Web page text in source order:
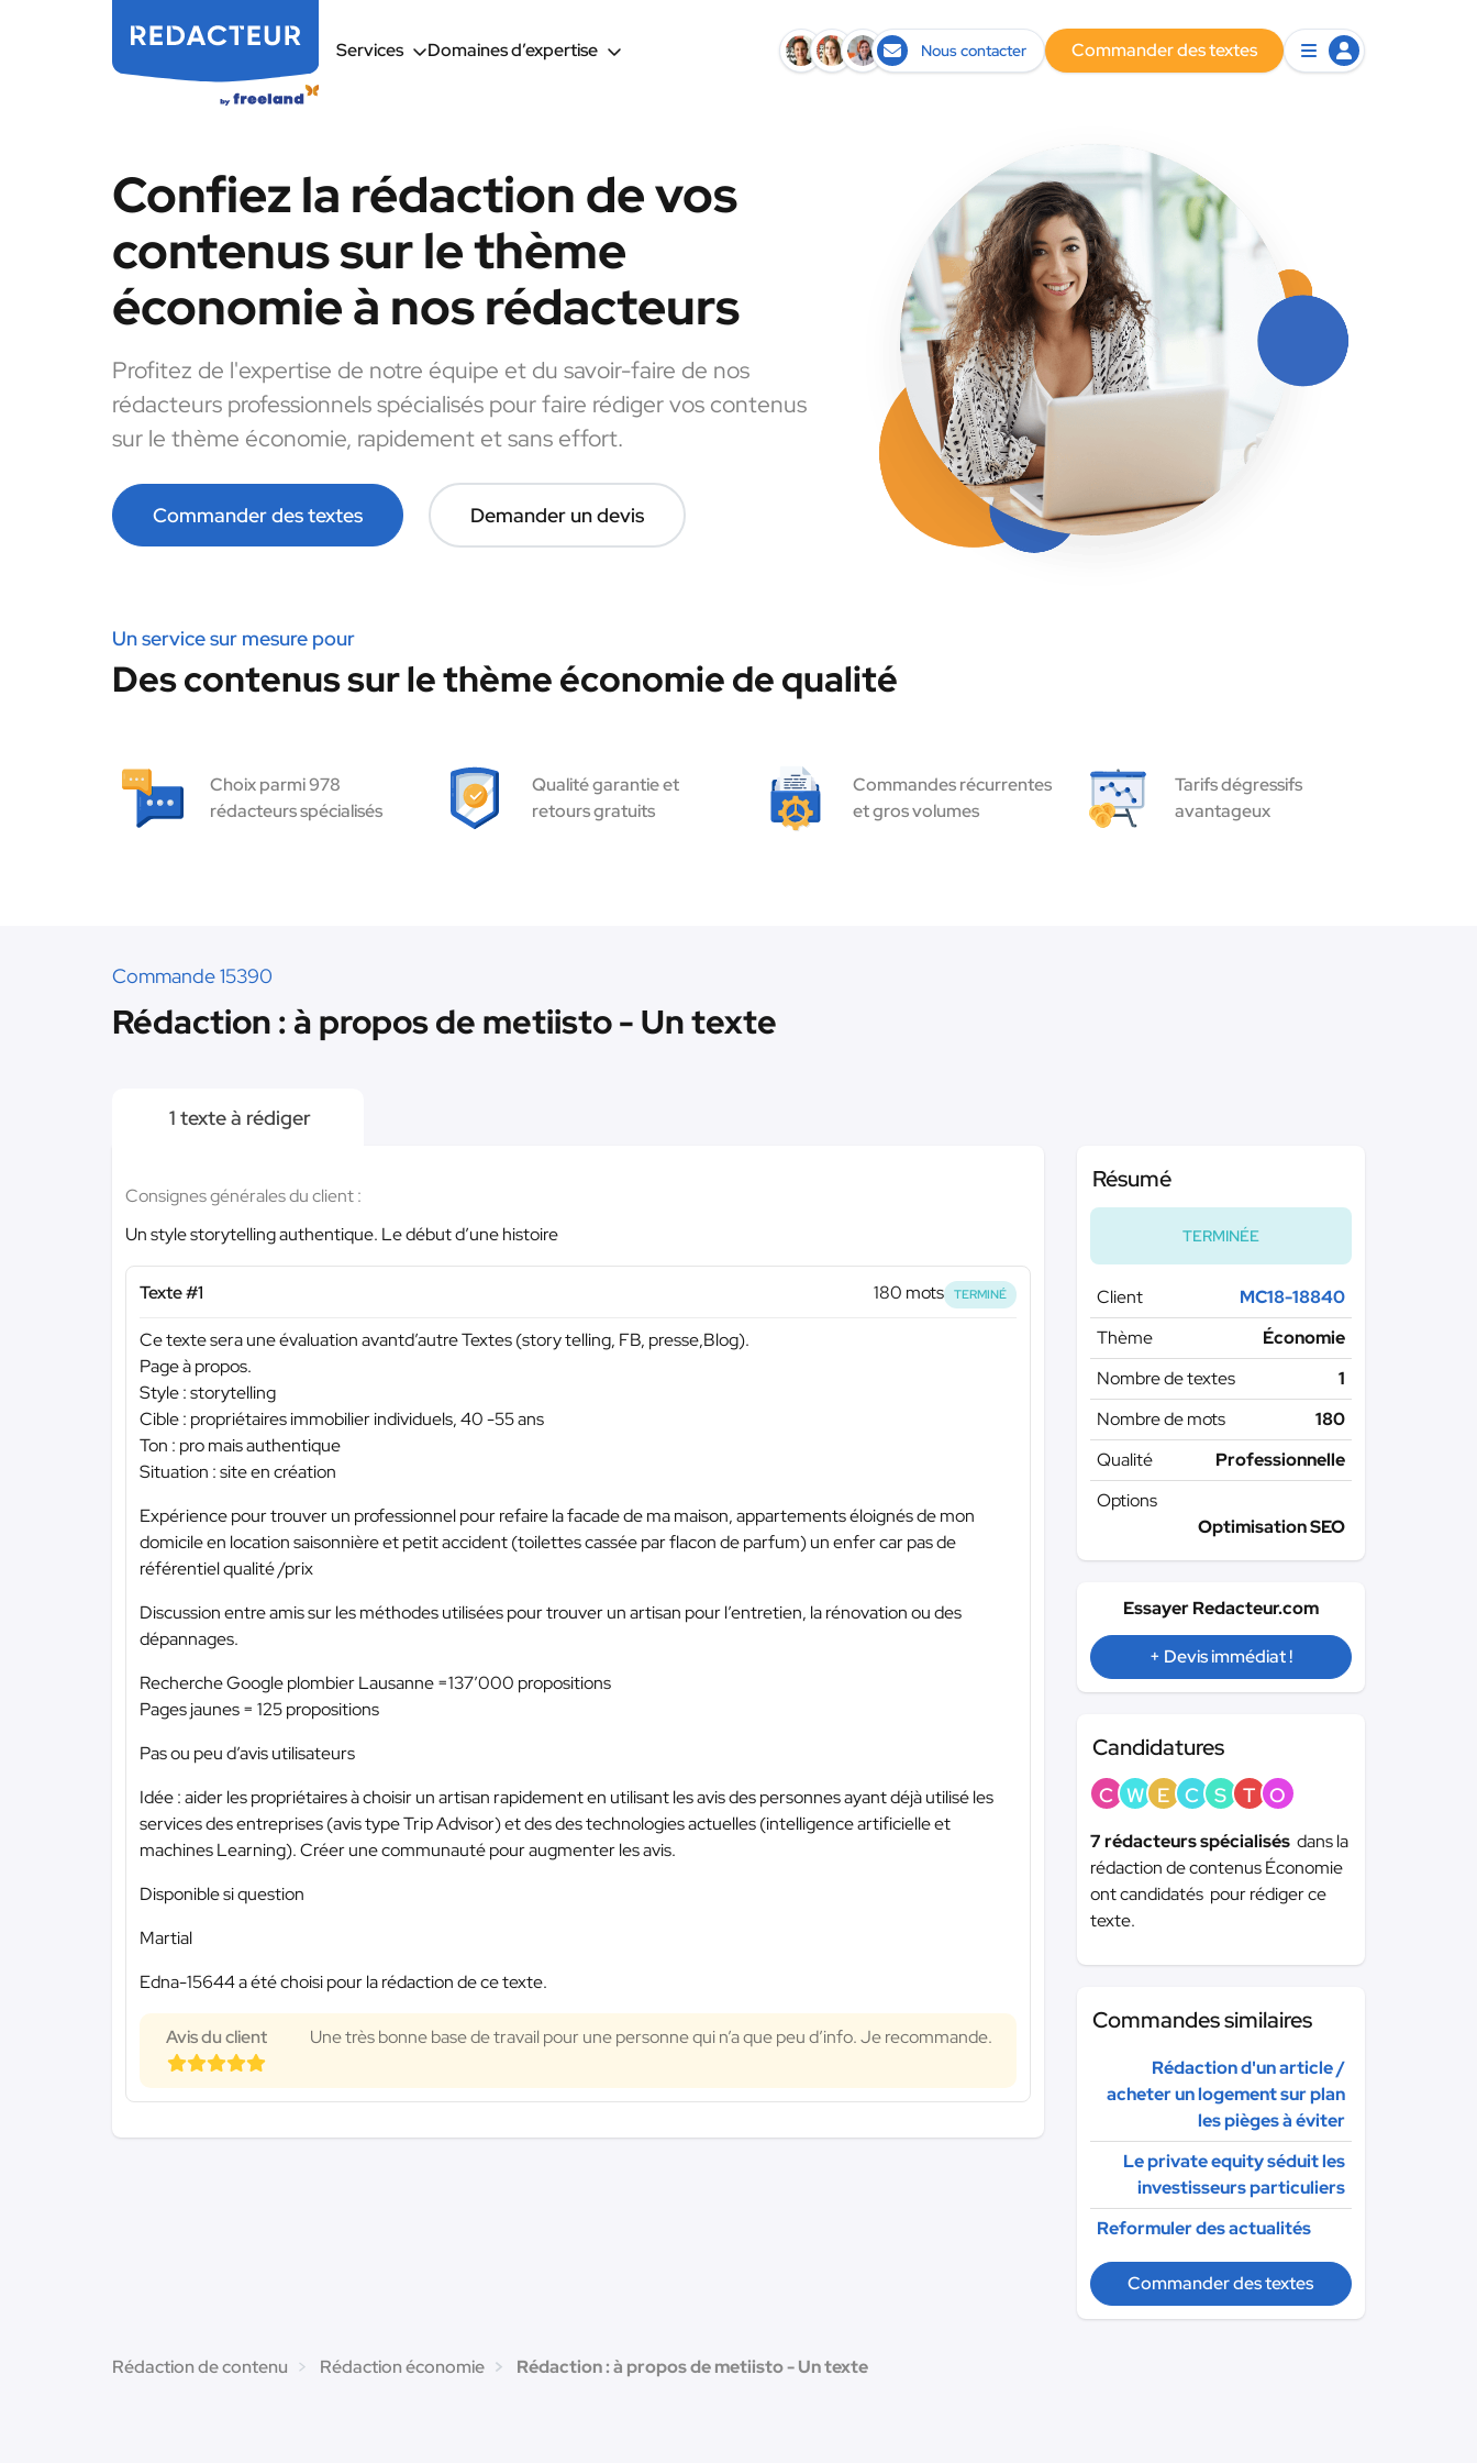
Services Domaines d’expertise Nous contacter Commander des textes
Confiez la rédaction de vos
contenus sur le thème
économie à nos rédacteurs
Profitez de l'expertise de notre équipe et du savoir-faire de nos
rédacteurs professionnels spécialisés pour faire rédiger vos contenus
sur le thème économie, rapidement et sans effort.
Commander des textes Demander un devis
Un service sur mesure pour
Des contenus sur le thème économie de qualité
Choix parmi 978
rédacteurs spécialisés
Qualité garantie et
retours gratuits
Commandes récurrentes
et gros volumes
Tarifs dégressifs
avantageux
Commande 15390
Rédaction : à propos de metiisto - Un texte
1 texte à rédiger
Consignes générales du client :
Un style storytelling authentique. Le début d’une histoire
Texte #1 180 mots TERMINÉ
Ce texte sera une évaluation avantd’autre Textes (story telling, FB, presse,Blog).
Page à propos.
Style : storytelling
Cible : propriétaires immobilier individuels, 40 -55 ans
Ton : pro mais authentique
Situation : site en création
Expérience pour trouver un professionnel pour refaire la facade de ma maison, appartements éloignés de mon
domicile en location saisonnière et petit accident (toilettes cassée par flacon de parfum) un enfer car pas de
référentiel qualité /prix
Discussion entre amis sur les méthodes utilisées pour trouver un artisan pour l’entretien, la rénovation ou des
dépannages.
Recherche Google plombier Lausanne =137’000 propositions
Pages jaunes = 125 propositions
Pas ou peu d’avis utilisateurs
Idée : aider les propriétaires à choisir un artisan rapidement en utilisant les avis des personnes ayant déjà utilisé les
services des entreprises (avis type Trip Advisor) et des des technologies actuelles (intelligence artificielle et
machines Learning). Créer une communauté pour augmenter les avis.
Disponible si question
Martial
Edna-15644 a été choisi pour la rédaction de ce texte.
Avis du client Une très bonne base de travail pour une personne qui n’a que peu d’info. Je recommande.
Résumé
TERMINÉE
Client
MC18-18840
Thème
Économie
Nombre de textes
1
Nombre de mots
180
Qualité
Professionnelle
Options
Optimisation SEO
Essayer Redacteur.com
+ Devis immédiat !
Candidatures
C W E C S T O
7 rédacteurs spécialisés dans la
rédaction de contenus Économie
ont candidatés pour rédiger ce
texte.
Commandes similaires
Rédaction d'un article /
acheter un logement sur plan
les pièges à éviter
Le private equity séduit les
investisseurs particuliers
Reformuler des actualités
Commander des textes
Rédaction de contenu Rédaction économie Rédaction : à propos de metiisto - Un texte